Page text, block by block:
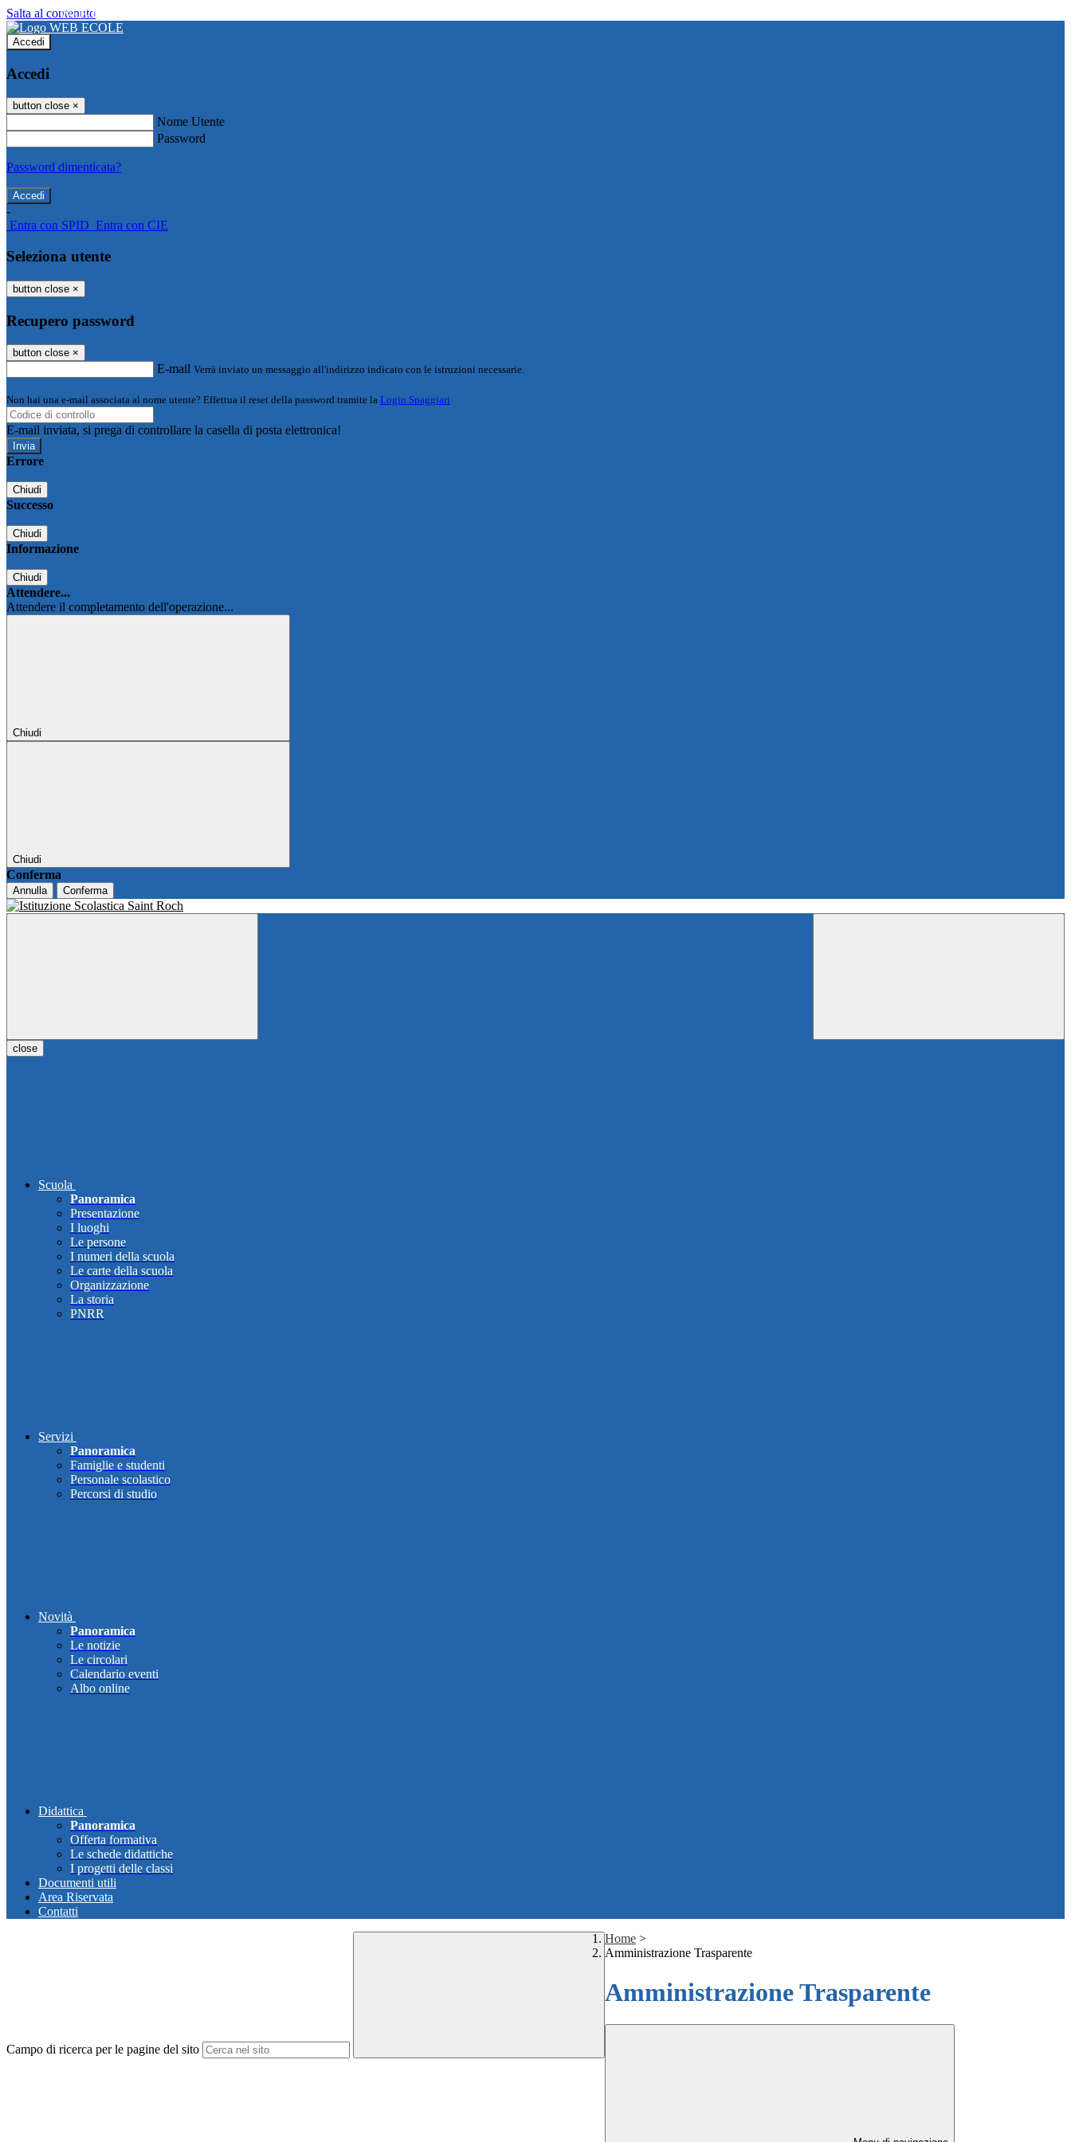
Salta al contenuto
WEB ECOLE
Accedi
Accedi
button close ×
Nome Utente
Password
Password dimenticata?
-
Entra con SPID Entra con CIE
Seleziona utente
button close ×
Recupero password
button close ×
E-mail Verrà inviato un messaggio all'indirizzo indicato con le istruzioni necessarie.
Non hai una e-mail associata al nome utente? Effettua il reset della password tramite la Login Spaggiari
E-mail inviata, si prega di controllare la casella di posta elettronica!
Errore
Chiudi
Successo
Chiudi
Informazione
Chiudi
Attendere...
Attendere il completamento dell'operazione...
Chiudi
Chiudi
Conferma
Annulla Conferma
close
Scuola
Panoramica
Presentazione
I luoghi
Le persone
I numeri della scuola
Le carte della scuola
Organizzazione
La storia
PNRR
Servizi
Panoramica
Famiglie e studenti
Personale scolastico
Percorsi di studio
Novità
Panoramica
Le notizie
Le circolari
Calendario eventi
Albo online
Didattica
Panoramica
Offerta formativa
Le schede didattiche
I progetti delle classi
Documenti utili
Area Riservata
Contatti
Campo di ricerca per le pagine del sito
Home >
Amministrazione Trasparente
Amministrazione Trasparente